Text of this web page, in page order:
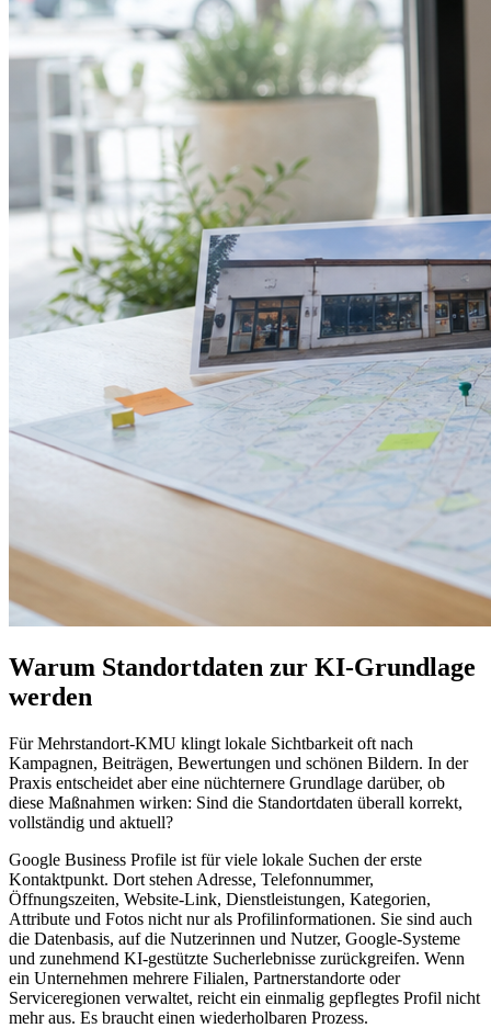
Warum Standortdaten zur KI-Grundlage
werden
Für Mehrstandort-KMU klingt lokale Sichtbarkeit oft nach
Kampagnen, Beiträgen, Bewertungen und schönen Bildern. In der
Praxis entscheidet aber eine nüchternere Grundlage darüber, ob
diese Maßnahmen wirken: Sind die Standortdaten überall korrekt,
vollständig und aktuell?
Google Business Profile ist für viele lokale Suchen der erste
Kontaktpunkt. Dort stehen Adresse, Telefonnummer,
Öffnungszeiten, Website-Link, Dienstleistungen, Kategorien,
Attribute und Fotos nicht nur als Profilinformationen. Sie sind auch
die Datenbasis, auf die Nutzerinnen und Nutzer, Google-Systeme
und zunehmend KI-gestützte Sucherlebnisse zurückgreifen. Wenn
ein Unternehmen mehrere Filialen, Partnerstandorte oder
Serviceregionen verwaltet, reicht ein einmalig gepflegtes Profil nicht
mehr aus. Es braucht einen wiederholbaren Prozess.